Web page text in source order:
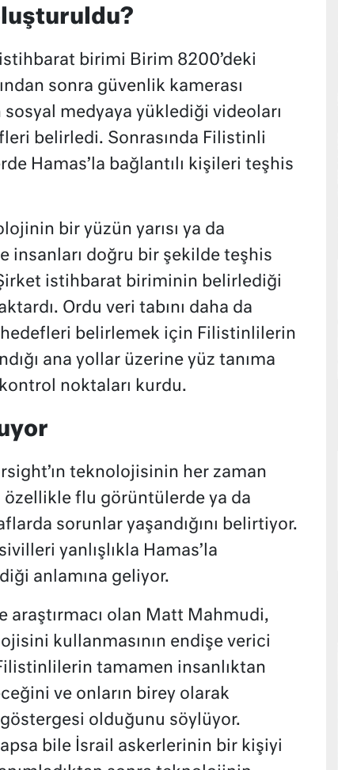
birimi Birim 8200’deki
sonra güvenlik kamerası
sosyal medyaya yüklediği videoları
belirledi. Sonrasında Filistinli
Hamas’la bağlantılı kişileri teşhis
bir yüzün yarısı ya da
insanları doğru bir şekilde teşhis
istihbarat biriminin belirlediği
Ordu veri tabını daha da
belirlemek için Filistinlilerin
ana yollar üzerine yüz tanıma
noktaları kurdu.
teknolojisinin her zaman
flu görüntülerde ya da
sorunlar yaşandığını belirtiyor.
yanlışlıkla Hamas’la
anlamına geliyor.
araştırmacı olan Matt Mahmudi,
kullanmasının endişe verici
tamamen insanlıktan
ve onların birey olarak
olduğunu söylüyor.
bile İsrail askerlerinin bir kişiyi